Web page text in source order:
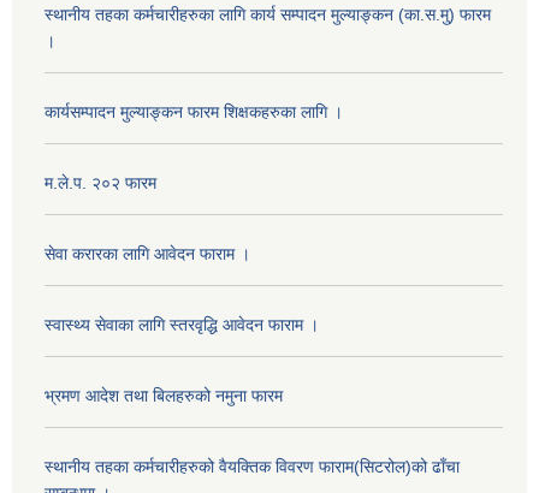
स्थानीय तहका कर्मचारीहरुका लागि कार्य सम्पादन मुल्याङ्कन (का.स.मु) फारम
।
कार्यसम्पादन मुल्याङ्कन फारम शिक्षकहरुका लागि ।
म.ले.प. २०२ फारम
सेवा करारका लागि आवेदन फाराम ।
स्वास्थ्य सेवाका लागि स्तरवृद्धि आवेदन फाराम ।
भ्रमण आदेश तथा बिलहरुको नमुना फारम
स्थानीय तहका कर्मचारीहरुको वैयक्तिक विवरण फाराम(सिटरोल)को ढाँचा